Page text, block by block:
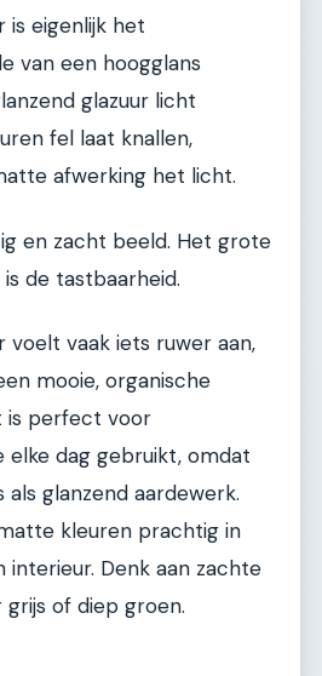
is eigenlijk het
van een hoogglans
glazuur licht
fel laat knallen,
afwerking het licht.
en zacht beeld. Het grote
de tastbaarheid.
voelt vaak iets ruwer aan,
mooie, organische
is perfect voor
elke dag gebruikt, omdat
als glanzend aardewerk.
kleuren prachtig in
interieur. Denk aan zachte
of diep groen.